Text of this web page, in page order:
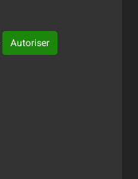
Autoriser